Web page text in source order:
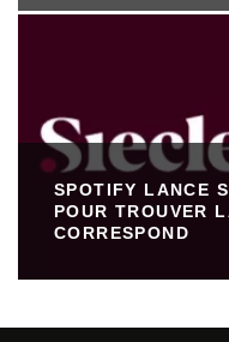
SPOTIFY LANCE
POUR TROUVER
CORRESPOND